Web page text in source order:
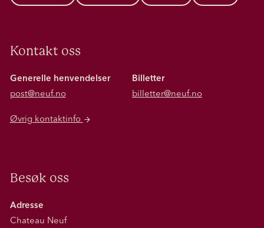
Kontakt oss
Generelle henvendelser
post@neuf.no
Billetter
billetter@neuf.no
Øvrig kontaktinfo
Besøk oss
Adresse
Chateau Neuf